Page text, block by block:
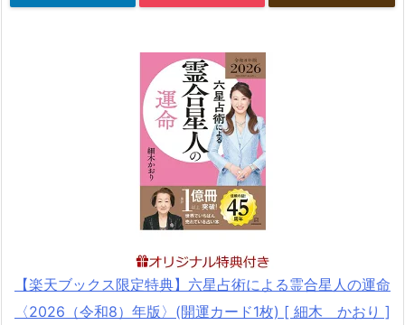
【楽天ブックス限定特典】六星占術による霊合星人の運命
〈2026（令和8）年版〉(開運カード1枚) [ 細木 かおり ]